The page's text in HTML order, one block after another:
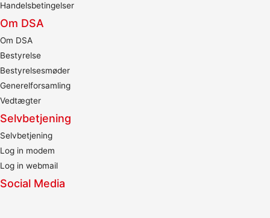
Handelsbetingelser
Om DSA
Om DSA
Bestyrelse
Bestyrelsesmøder
Generelforsamling
Vedtægter
Selvbetjening
Selvbetjening
Log in modem
Log in webmail
Social Media